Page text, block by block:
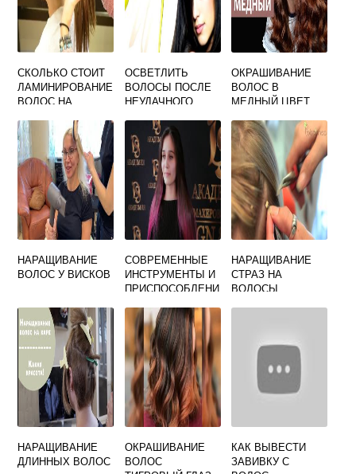
СКОЛЬКО СТОИТ
ЛАМИНИРОВАНИЕ
ВОЛОС НА
ВОЛОСЫ
ОСВЕТЛИТЬ
ВОЛОСЫ ПОСЛЕ
НЕУДАЧНОГО
ОКРАШИВАНИЕ
ВОЛОС В
МЕДНЫЙ ЦВЕТ
НАРАЩИВАНИЕ
ВОЛОС У ВИСКОВ
СОВРЕМЕННЫЕ
ИНСТРУМЕНТЫ И
ПРИСПОСОБЛЕНИ
ОКРАШИВАНИЯ
ВОЛОС
НАРАЩИВАНИЕ
СТРАЗ НА
ВОЛОСЫ
НАРАЩИВАНИЕ
ДЛИННЫХ ВОЛОС
ОКРАШИВАНИЕ
ВОЛОС
КАК ВЫВЕСТИ
ЗАВИВКУ С